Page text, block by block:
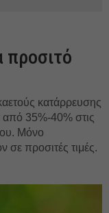
προσιτό
κατάρρευσης
από 35%-40% στις
Μόνο
σε προσιτές τιμές.